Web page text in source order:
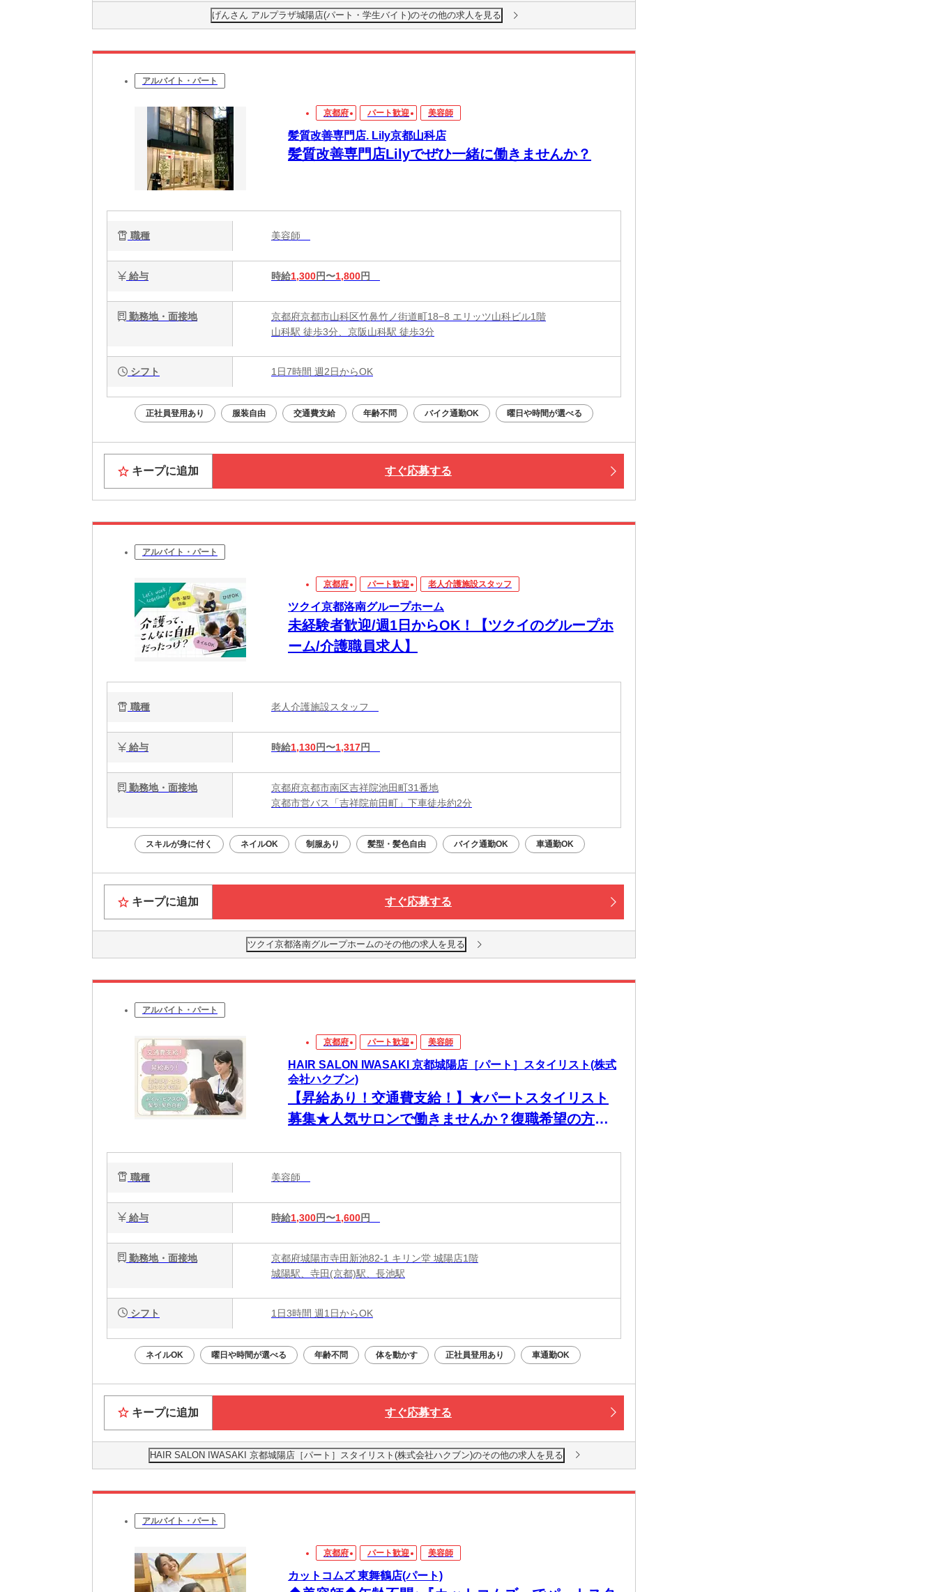
げんさん アルプラザ城陽店(パート・学生バイト)のその他の求人を見る
アルバイト・パート
京都府 パート歓迎 美容師
髪質改善専門店. Lily京都山科店
髪質改善専門店Lilyでぜひ一緒に働きませんか？
職種 美容師
給与 時給1,300円〜1,800円
勤務地・面接地
京都府京都市山科区竹鼻竹ノ街道町18−8 エリッツ山科ビル1階
山科駅 徒歩3分、京阪山科駅 徒歩3分
シフト 1日7時間 週2日からOK
正社員登用あり 服装自由 交通費支給 年齢不問 バイク通勤OK 曜日や時間が選べる
キープに追加 すぐ応募する
アルバイト・パート
京都府 パート歓迎 老人介護施設スタッフ
ツクイ京都洛南グループホーム
未経験者歓迎/週1日からOK！【ツクイのグループホ
ーム/介護職員求人】
職種 老人介護施設スタッフ
給与 時給1,130円〜1,317円
勤務地・面接地
京都府京都市南区吉祥院池田町31番地
京都市営バス「吉祥院前田町」下車徒歩約2分
スキルが身に付く ネイルOK 制服あり 髪型・髪色自由 バイク通勤OK 車通勤OK
キープに追加 すぐ応募する
ツクイ京都洛南グループホームのその他の求人を見る
アルバイト・パート
京都府 パート歓迎 美容師
HAIR SALON IWASAKI 京都城陽店［パート］スタイリスト(株式
会社ハクブン)
【昇給あり！交通費支給！】★パートスタイリスト
募集★人気サロンで働きませんか？復職希望の方大
職種 美容師
給与 時給1,300円〜1,600円
勤務地・面接地
京都府城陽市寺田新池82-1 キリン堂 城陽店1階
城陽駅、寺田(京都)駅、長池駅
シフト 1日3時間 週1日からOK
ネイルOK 曜日や時間が選べる 年齢不問 体を動かす 正社員登用あり 車通勤OK
キープに追加 すぐ応募する
HAIR SALON IWASAKI 京都城陽店［パート］スタイリスト(株式会社ハクブン)のその他の求人を見る
アルバイト・パート
京都府 パート歓迎 美容師
カットコムズ 東舞鶴店(パート)